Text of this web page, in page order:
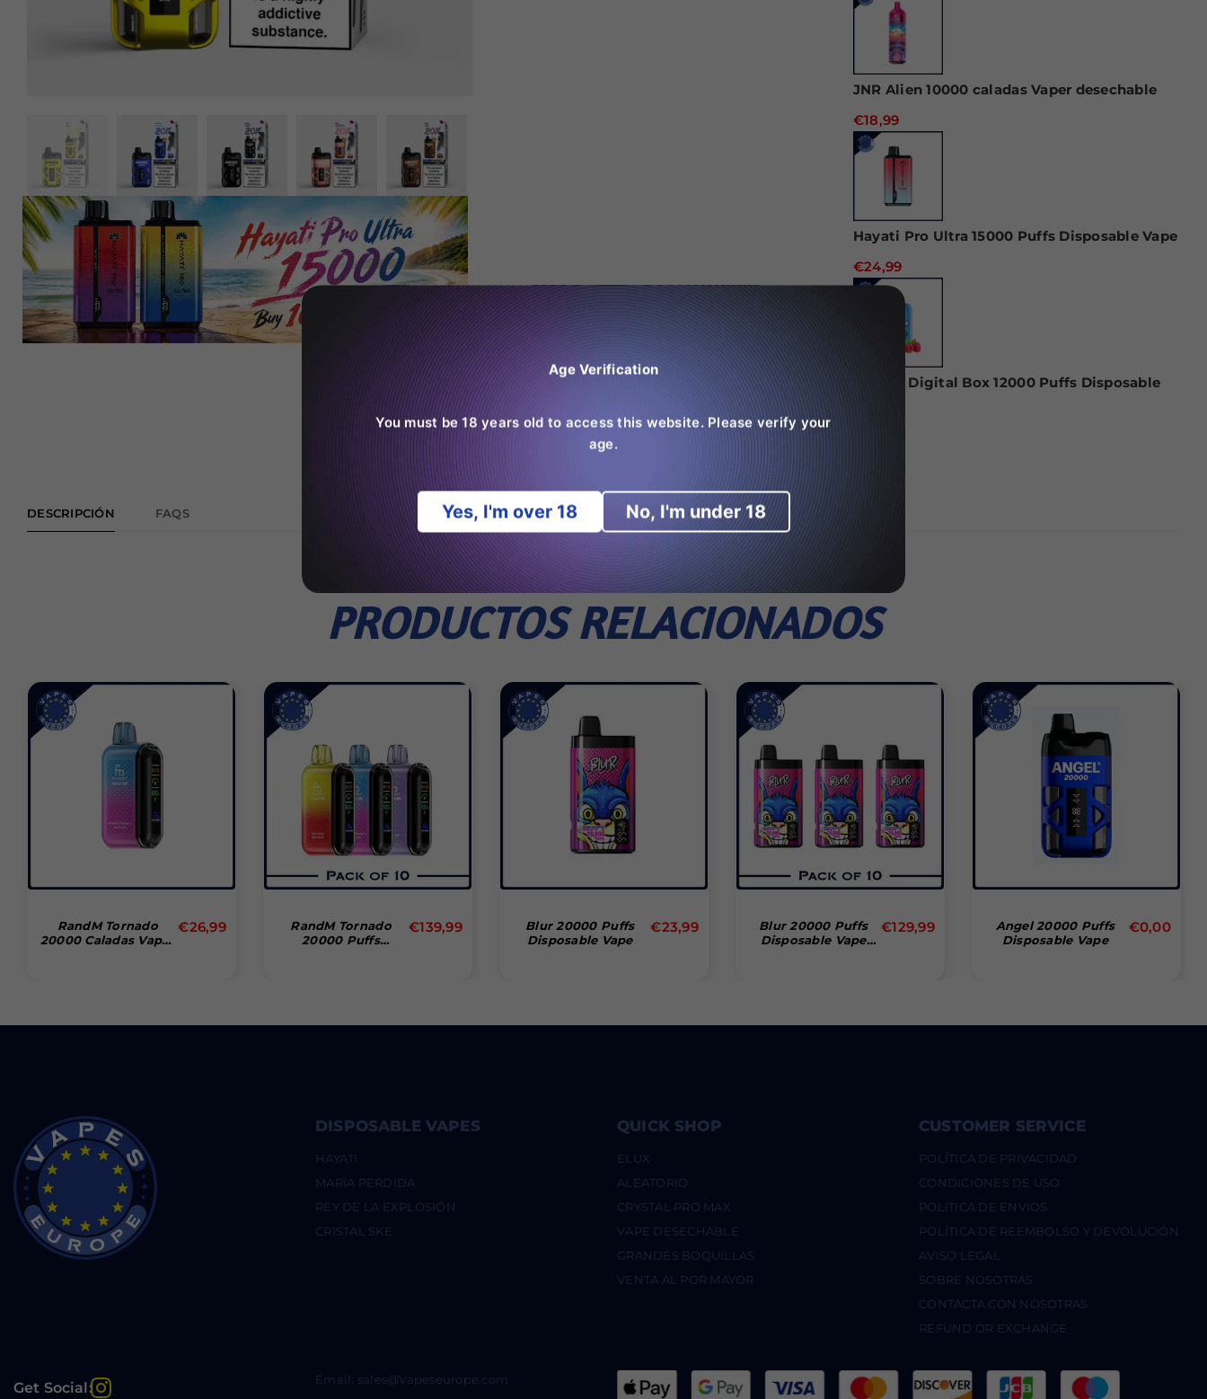
JNR Alien 10000 caladas Vaper desechable
€18,99
Hayati Pro Ultra 15000 Puffs Disposable Vape
€24,99
RAndM Digital Box 12000 Puffs Disposable
DESCRIPCIÓN FAQS
PRODUCTOS RELACIONADOS
RandM Tornado
20000 Caladas Vaper
Precio
€26,99
RandM Tornado
20000 Puffs
Precio
€139,99
Blur 20000 Puffs
Disposable Vape
Precio
€23,99
Blur 20000 Puffs
Disposable Vape
Precio
€129,99
Angel 20000 Puffs
Disposable Vape
Precio
€0,00
DISPOSABLE VAPES
HAYATI
MARÍA PERDIDA
REY DE LA EXPLOSIÓN
CRISTAL SKE
QUICK SHOP
ELUX
ALEATORIO
CRYSTAL PRO MAX
VAPE DESECHABLE
GRANDES BOQUILLAS
VENTA AL POR MAYOR
CUSTOMER SERVICE
POLÍTICA DE PRIVACIDAD
CONDICIONES DE USO
POLITICA DE ENVIOS
POLÍTICA DE REEMBOLSO Y DEVOLUCIÓN
AVISO LEGAL
SOBRE NOSOTRAS
CONTACTA CON NOSOTRAS
REFUND OR EXCHANGE
Get Social: Instagram Email: sales@Vapeseurope.com
Age Verification
You must be 18 years old to access this website. Please verify your
age.
Yes, I'm over 18 No, I'm under 18